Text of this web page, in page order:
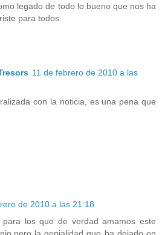
legado de todo lo bueno que nos ha
para todos.
11 de febrero de 2010 a las
con la noticia, es una pena que
de 2010 a las 21:18
los que de verdad amamos este